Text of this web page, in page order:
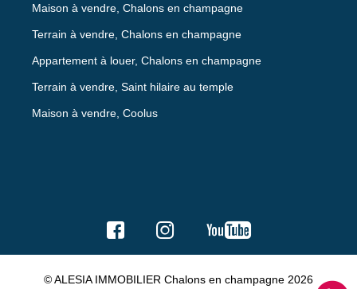
Maison à vendre, Chalons en champagne
Terrain à vendre, Chalons en champagne
Appartement à louer, Chalons en champagne
Terrain à vendre, Saint hilaire au temple
Maison à vendre, Coolus
© ALESIA IMMOBILIER Chalons en champagne 2026